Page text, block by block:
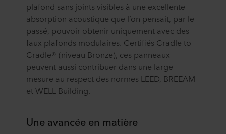
plafond sans joints visibles à une excellente
absorption acoustique que l’on pensait, par le
passé, pouvoir obtenir uniquement avec des
faux plafonds modulaires. Certifiés Cradle to
Cradle® (niveau Bronze), ces panneaux
peuvent aussi contribuer dans une large
mesure au respect des normes LEED, BREEAM
et WELL Building.
Une avancée en matière